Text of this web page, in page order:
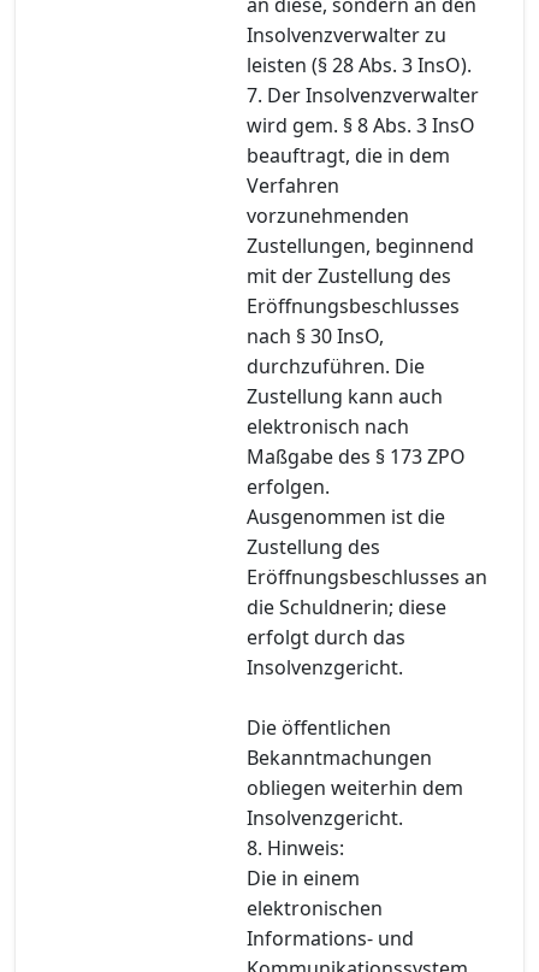
Insolvenzverwalter zu
leisten (§ 28 Abs. 3 InsO).
7. Der Insolvenzverwalter
wird gem. § 8 Abs. 3 InsO
beauftragt, die in dem
Verfahren
vorzunehmenden
Zustellungen, beginnend
mit der Zustellung des
Eröffnungsbeschlusses
nach § 30 InsO,
durchzuführen. Die
Zustellung kann auch
elektronisch nach
Maßgabe des § 173 ZPO
erfolgen.
Ausgenommen ist die
Zustellung des
Eröffnungsbeschlusses an
die Schuldnerin; diese
erfolgt durch das
Insolvenzgericht.
Die öffentlichen
Bekanntmachungen
obliegen weiterhin dem
Insolvenzgericht.
8. Hinweis:
Die in einem
elektronischen
Informations- und